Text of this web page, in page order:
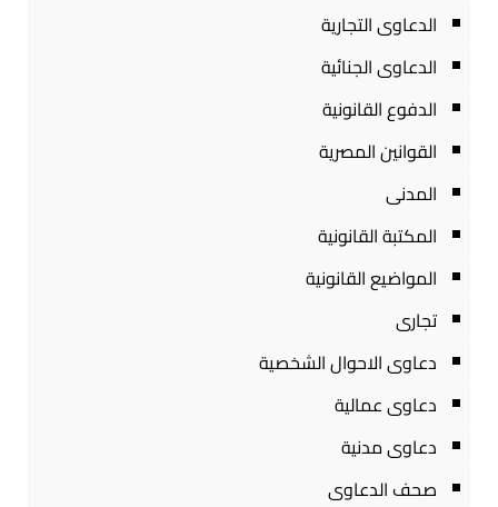
الدعاوى التجارية
الدعاوى الجنائية
الدفوع القانونية
القوانين المصرية
المدنى
المكتبة القانونية
المواضيع القانونية
تجارى
دعاوى الاحوال الشخصية
دعاوى عمالية
دعاوى مدنية
صحف الدعاوى